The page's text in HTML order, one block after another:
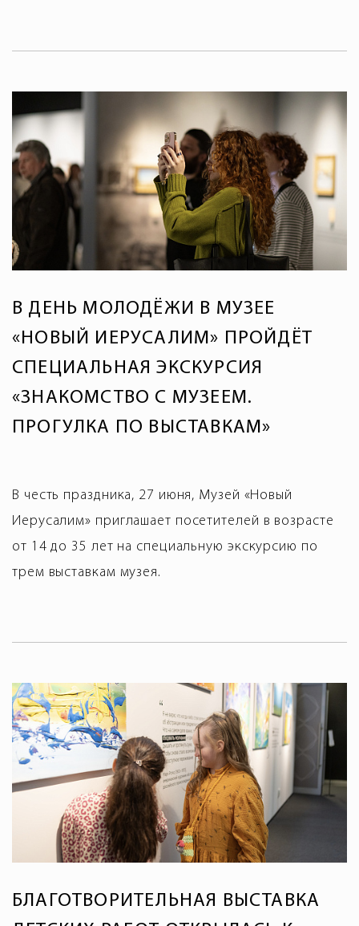
В ДЕНЬ МОЛОДЁЖИ В МУЗЕЕ
«НОВЫЙ ИЕРУСАЛИМ» ПРОЙДЁТ
СПЕЦИАЛЬНАЯ ЭКСКУРСИЯ
«ЗНАКОМСТВО С МУЗЕЕМ.
ПРОГУЛКА ПО ВЫСТАВКАМ»
В честь праздника, 27 июня, Музей «Новый
Иерусалим» приглашает посетителей в возрасте
от 14 до 35 лет на специальную экскурсию по
трем выставкам музея.
БЛАГОТВОРИТЕЛЬНАЯ ВЫСТАВКА